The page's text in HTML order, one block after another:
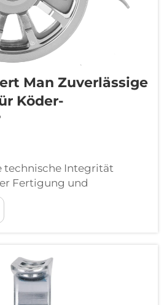
Man Zuverlässige
Köder-
technische Integrität
Fertigung und
ISO-zertifizierte
zur Fremdvergabe der
auf die
Angelspulen. Betriebe
neigen dazu, ...